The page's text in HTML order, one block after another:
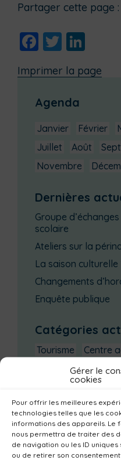
Gérer le
cookies
Pour offrir les meilleures
technologies telles que les
informations des appareils. Le
nous permettra de traiter des
de navigation ou les ID
ou de retirer son
Partager cette page :
Facebook
Twitter
Imprimer la page
Agenda
Janvier Février
Juillet
Août
Novembre
Dernières
Groupe
scolaire
Ateliers sur la
La saison
Changements
Enquête publique
Catégories
Tourisme
Centre
Environnement
Habitat
Economie
Emploi
Communes
Numérique